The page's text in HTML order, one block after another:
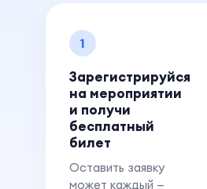
1
Зарегистрируйся
на мероприятии
и получи
бесплатный
билет
Оставить заявку
может каждый —